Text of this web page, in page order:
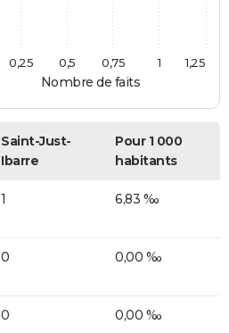
Nombre de faits
1
0,25 0,5 0,75 1,25
Saint-Just-
Ibarre
Pour 1 000
habitants
1 6,83 ‰
0 0,00 ‰
0 0,00 ‰